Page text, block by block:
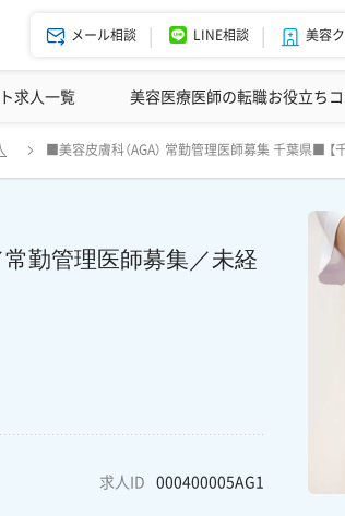
メール相談 LINE相談 美容
トの強み エージェント紹介
求人一覧 美容医療医師の転職お役立ち
美容クリニックインタビュー 美
■美容皮膚科（AGA） 常勤管理医師募集 千葉県■
常勤管理医師募集／未経
求人ID 000400005AG1
収 1700万】AGAクリニック／常勤管理医師募